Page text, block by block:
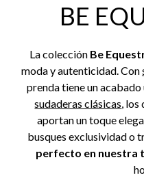
BE
La colección Be
moda y autenticidad. Con
prenda tiene un
sudaderas clásicas, los
aportan un toque
busques exclusividad o
perfecto en nuestra